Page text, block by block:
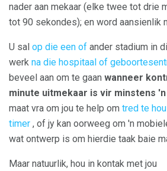
nader aan mekaar (elke twee tot drie
tot 90 sekondes); en word aansienlik
U sal op die een of ander stadium in
werk na die hospitaal of
beveel aan om te gaan wanneer
minute uitmekaar is vir minstens
maat vra om jou te help om tred te
timer , of jy kan oorweeg om 'n
wat ontwerp is om hierdie taak baie
Maar natuurlik, hou in kontak met jou